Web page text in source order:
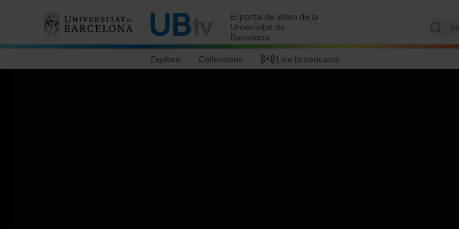
El portal de vídeo de la
Universitat de
Barcelona
Explore Collections Live broadcasts